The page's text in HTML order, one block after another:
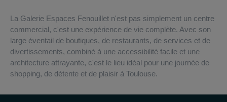
La Galerie Espaces Fenouillet n'est pas simplement un centre
commercial, c'est une expérience de vie complète. Avec son
large éventail de boutiques, de restaurants, de services et de
divertissements, combiné à une accessibilité facile et une
architecture attrayante, c'est le lieu idéal pour une journée de
shopping, de détente et de plaisir à Toulouse.